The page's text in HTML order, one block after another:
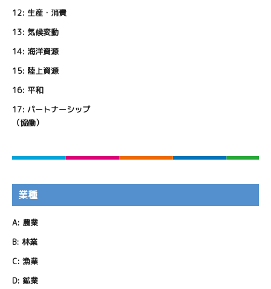
12: 生産・消費
13: 気候変動
14: 海洋資源
15: 陸上資源
16: 平和
17: パートナーシップ
（協働）
業種
A: 農業
B: 林業
C: 漁業
D: 鉱業